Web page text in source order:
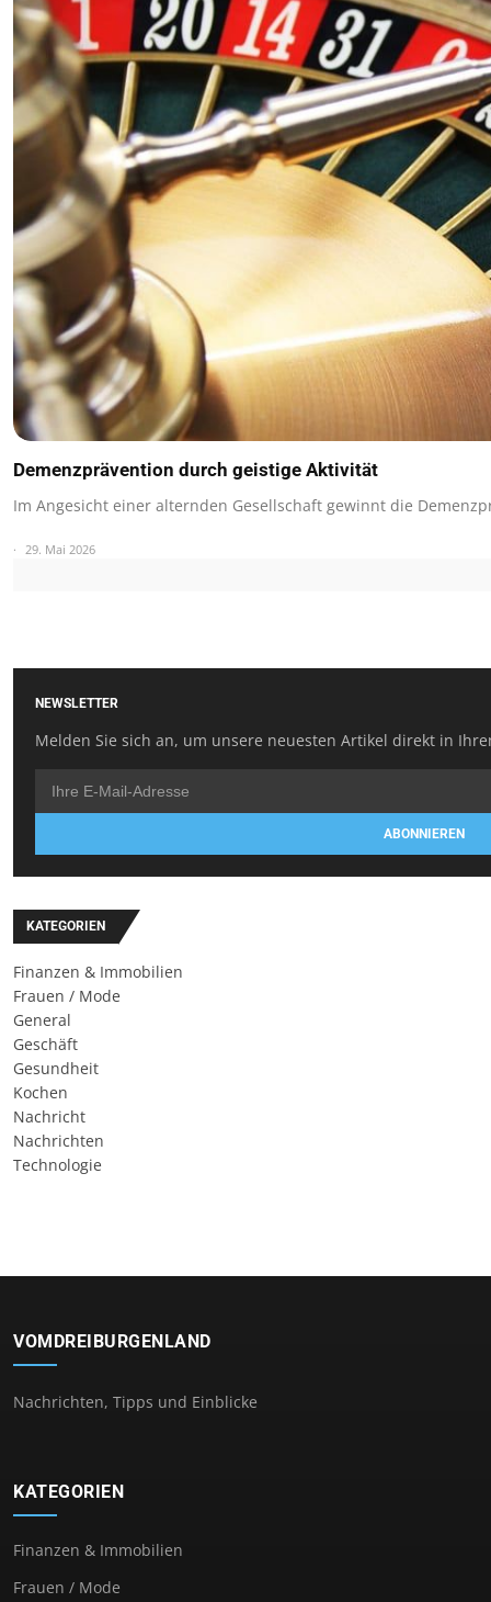
Demenzprävention durch geistige Aktivität
Im Angesicht einer alternden Gesellschaft gewinnt die
29. Mai 2026
NEWSLETTER
Melden Sie sich an, um unsere neuesten Artikel direkt in
ABONNIEREN
KATEGORIEN
Finanzen & Immobilien
Frauen / Mode
General
Geschäft
Gesundheit
Kochen
Nachricht
Nachrichten
Technologie
VOMDREIBURGENLAND
Nachrichten, Tipps und Einblicke
KATEGORIEN
Finanzen & Immobilien
Frauen / Mode